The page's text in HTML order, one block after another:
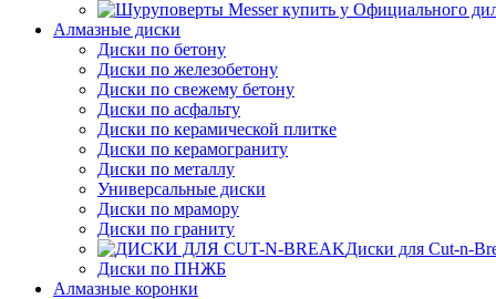
Алмазные диски
Диски по бетону
Диски по железобетону
Диски по свежему бетону
Диски по асфальту
Диски по керамической плитке
Диски по керамограниту
Диски по металлу
Универсальные диски
Диски по мрамору
Диски по граниту
Диски для Cut-n-
Диски по ПНЖБ
Алмазные коронки